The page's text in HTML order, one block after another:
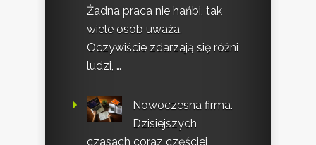
Żadna praca nie hańbi, tak
wiele osób uważa.
Oczywiście zdarzają się różni
ludzi, …
Nowoczesna firma.
Dzisiejszych
czasach coraz częściej